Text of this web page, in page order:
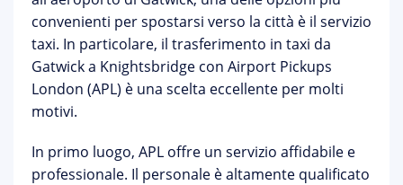
convenienti per spostarsi verso la città è il servizio
taxi. In particolare, il trasferimento in taxi da
Gatwick a Knightsbridge con Airport Pickups
London (APL) è una scelta eccellente per molti
motivi.
In primo luogo, APL offre un servizio affidabile e
professionale. Il personale è altamente qualificato